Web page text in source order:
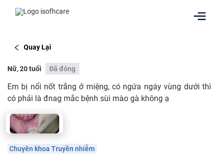
Quay Lại
Nữ, 20 tuổi Đã đóng
Em bị nổi nốt trắng ở miệng, có ngứa ngáy vùng dưới thì
có phải là đnag mắc bệnh sùi mào gà không ạ
Chuyên khoa Truyền nhiễm